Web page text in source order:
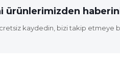
ürünlerimizden
kaydedin, bizi takip etmeye